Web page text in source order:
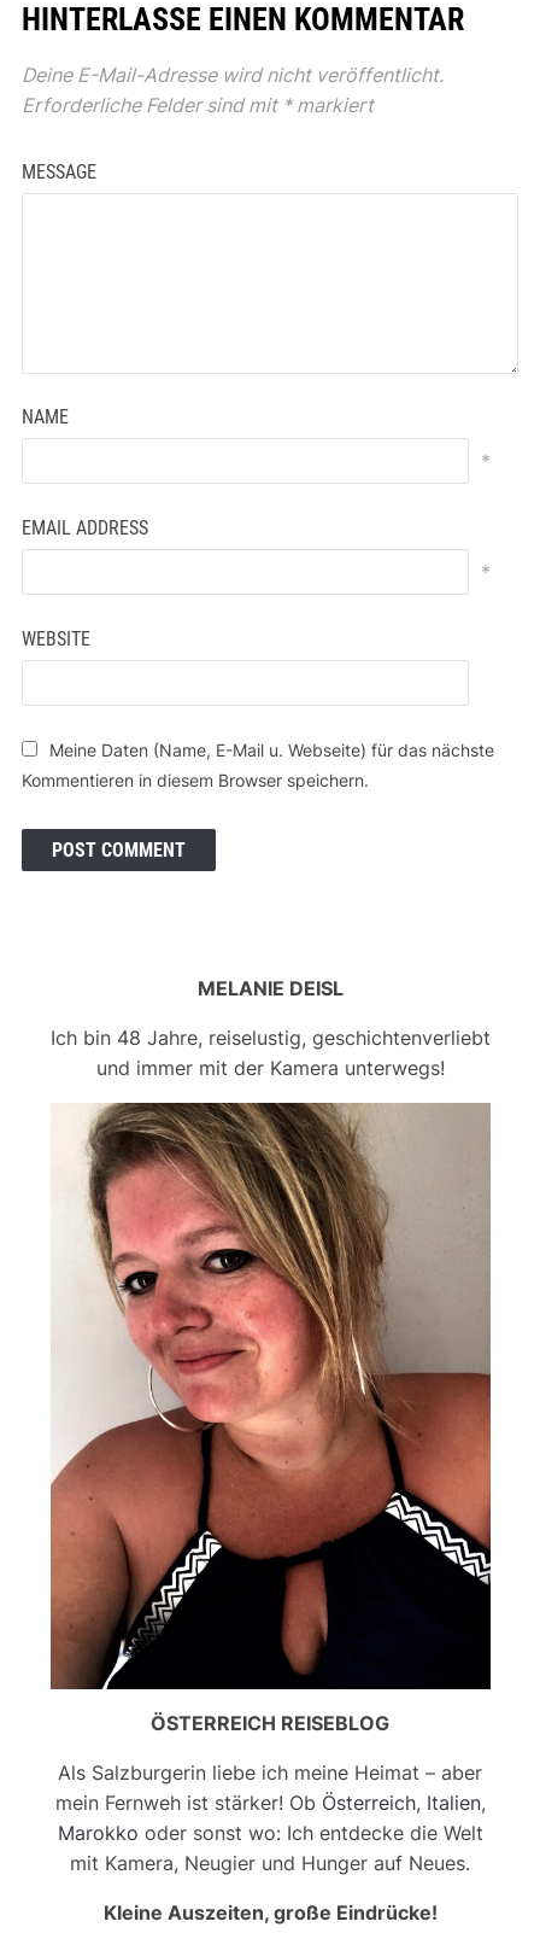
HINTERLASSE EINEN KOMMENTAR
Deine E-Mail-Adresse wird nicht veröffentlicht.
Erforderliche Felder sind mit *markiert
MESSAGE
NAME
*
EMAIL ADDRESS
*
WEBSITE
Meine Daten (Name, E-Mail u. Webseite) für das nächste
Kommentieren in diesem Browser speichern.
MELANIE DEISL
Ich bin 48 Jahre, reiselustig, geschichtenverliebt
und immer mit der Kamera unterwegs!
ÖSTERREICH REISEBLOG
Als Salzburgerin liebe ich meine Heimat – aber
mein Fernweh ist stärker! Ob Österreich, Italien,
Marokko oder sonst wo: Ich entdecke die Welt
mit Kamera, Neugier und Hunger auf Neues.
Kleine Auszeiten, große Eindrücke!